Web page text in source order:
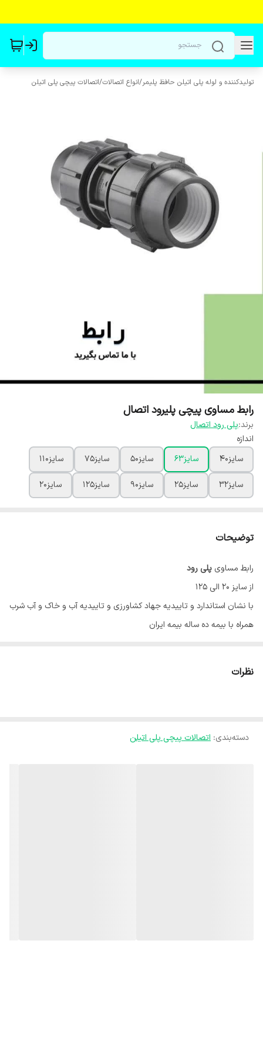
تولیدکننده و لوله پلی اتیلن حافظ پلیمر/انواع اتصالات/اتصالات پیچی پلی اتیلن
رابط مساوی پیچی پلیرود اتصال
برند:پلی رود اتصال
اندازه
سایز40
سایز63 سایز50 سایز75 سایز110
سایز32 سایز25 سایز90 سایز125 سایز20
توضیحات
رابط مساوی پلی رود
از سایز 20 الی 125
با نشان استاندارد و تاییدیه جهاد کشاورزی و تاییدیه آب و خاک و آب شرب
همراه با بیمه ده ساله بیمه ایران
نظرات
دسته‌بندی: اتصالات پیچی پلی اتیلن